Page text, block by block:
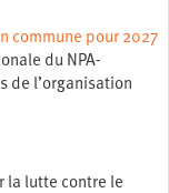
commune pour 2027
du NPA-
de l’organisation
la lutte contre le